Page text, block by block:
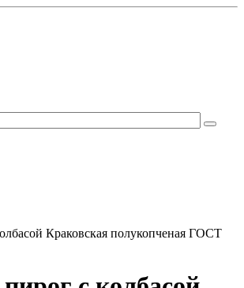
Краковская полукопченая ГОСТ